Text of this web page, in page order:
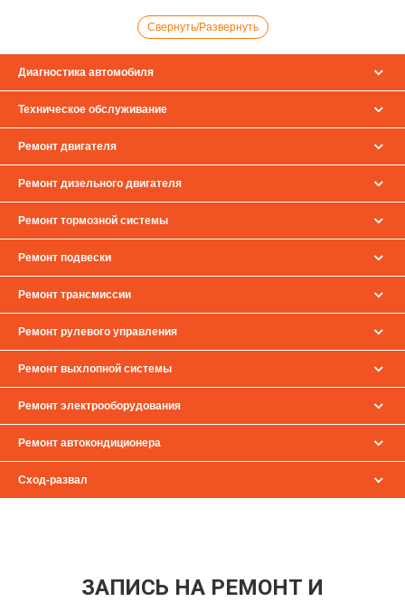
Свернуть/Развернуть
Диагностика автомобиля
Техническое обслуживание
Ремонт двигателя
Ремонт дизельного двигателя
Ремонт тормозной системы
Ремонт подвески
Ремонт трансмиссии
Ремонт рулевого управления
Ремонт выхлопной системы
Ремонт электрооборудования
Ремонт автокондиционера
Сход-развал
ЗАПИСЬ НА РЕМОНТ И